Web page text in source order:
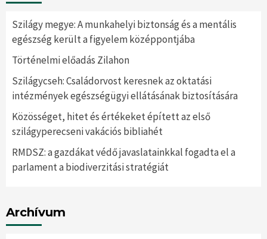
Szilágy megye: A munkahelyi biztonság és a mentális
egészség került a figyelem középpontjába
Történelmi előadás Zilahon
Szilágycseh: Családorvost keresnek az oktatási
intézmények egészségügyi ellátásának biztosítására
Közösséget, hitet és értékeket épített az első
szilágyperecseni vakációs bibliahét
RMDSZ: a gazdákat védő javaslatainkkal fogadta el a
parlament a biodiverzitási stratégiát
Archívum